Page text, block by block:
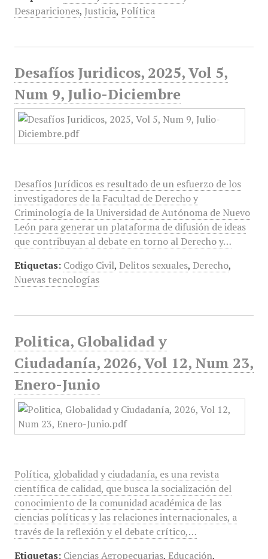
Desapariciones, Justicia, Política
Desafíos Juridicos, 2025, Vol 5,
Num 9, Julio-Diciembre
Desafíos Jurídicos es resultado de un esfuerzo de los
investigadores de la Facultad de Derecho y
Criminología de la Universidad de Autónoma de Nuevo
León para generar un plataforma de difusión de ideas
que contribuyan al debate en torno al Derecho y…
Etiquetas: Codigo Civil, Delitos sexuales, Derecho,
Nuevas tecnologías
Politica, Globalidad y
Ciudadanía, 2026, Vol 12, Num 23,
Enero-Junio
Política, globalidad y ciudadanía, es una revista
científica de calidad, que busca la socialización del
conocimiento de la comunidad académica de las
ciencias políticas y las relaciones internacionales, a
través de la reflexión y el debate crítico,…
Etiquetas: Ciencias Agropecuarias, Educación,